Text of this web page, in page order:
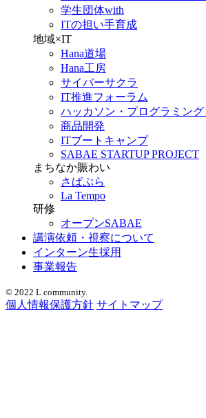
学生団体with
ITの担い手育成
地域×IT
Hana道場
Hana工房
サイバーサクラ
IT推進フォーラム
ハッカソン・プログラミング
商品開発
ITブートキャンプ
SABAE STARTUP PROJECT
まちなか賑わい
さばぷら
La Tempo
研修
オープンSABAE
講演依頼・視察について
インターン生採用
事業報告
© 2022 L community.
個人情報保護方針 サイトマップ